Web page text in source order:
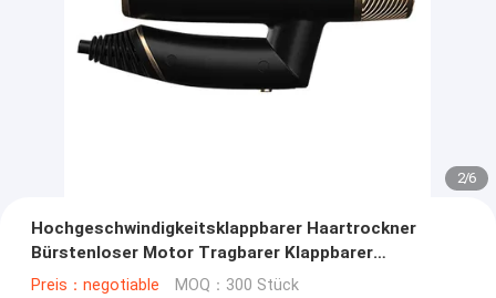
2/6
Hochgeschwindigkeitsklappbarer Haartrockner
Bürstenloser Motor Tragbarer Klappbarer
Reisegebrauch
Preis：negotiable MOQ：300 Stück